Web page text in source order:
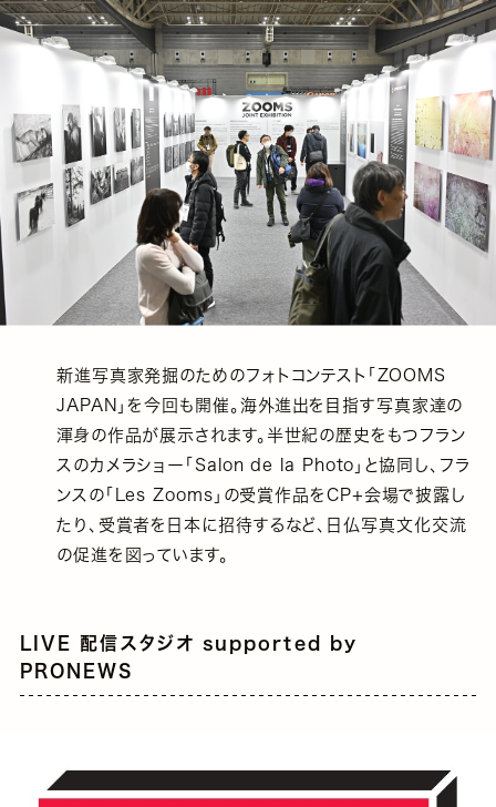
新進写真家発掘のためのフォトコンテスト「ZOOMS
JAPAN」を今回も開催。海外進出を目指す写真家達の
渾身の作品が展示されます。半世紀の歴史をもつフラン
スのカメラショー「Salon de la Photo」と協同し、フラ
ンスの「Les Zooms」の受賞作品をCP+会場で披露し
たり、受賞者を日本に招待するなど、日仏写真文化交流
の促進を図っています。
LIVE 配信スタジオ supported by
PRONEWS